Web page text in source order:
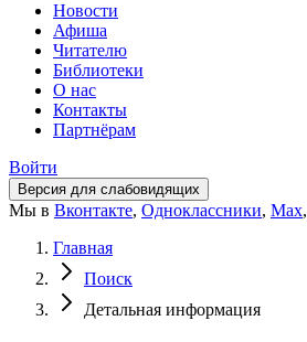
Новости
Афиша
Читателю
Библиотеки
О нас
Контакты
Партнёрам
Войти
Версия для слабовидящих
Мы в Вконтакте, Одноклассники, Max,
Главная
Поиск
Детальная информация